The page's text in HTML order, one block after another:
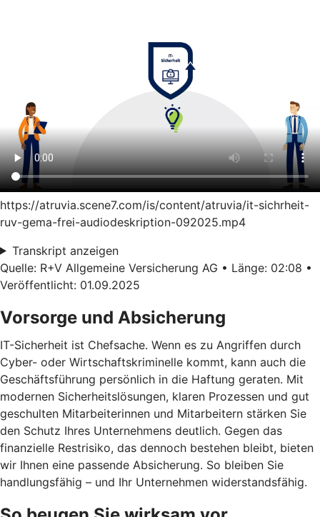
https://atruvia.scene7.com/is/content/atruvia/it-sichrheit-
ruv-gema-frei-audiodeskription-092025.mp4
Transkript anzeigen
Quelle: R+V Allgemeine Versicherung AG • Länge: 02:08 •
Veröffentlicht: 01.09.2025
Vorsorge und Absicherung
IT-Sicherheit ist Chefsache. Wenn es zu Angriffen durch
Cyber- oder Wirtschaftskriminelle kommt, kann auch die
Geschäftsführung persönlich in die Haftung geraten. Mit
modernen Sicherheitslösungen, klaren Prozessen und gut
geschulten Mitarbeiterinnen und Mitarbeitern stärken Sie
den Schutz Ihres Unternehmens deutlich. Gegen das
finanzielle Restrisiko, das dennoch bestehen bleibt, bieten
wir Ihnen eine passende Absicherung. So bleiben Sie
handlungsfähig – und Ihr Unternehmen widerstandsfähig.